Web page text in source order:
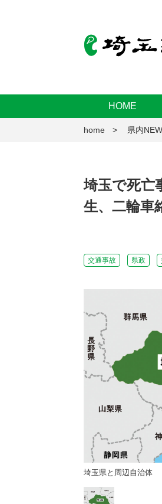
HOME
home 県内
埼玉で死
生、二輪車
交通事故 県政
埼玉県と周辺自治体